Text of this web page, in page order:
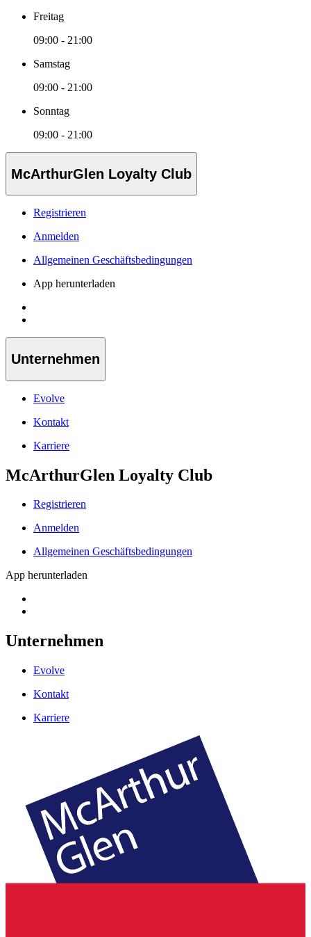
Freitag
09:00 - 21:00
Samstag
09:00 - 21:00
Sonntag
09:00 - 21:00
McArthurGlen Loyalty Club
Registrieren
Anmelden
Allgemeinen Geschäftsbedingungen
App herunterladen
Unternehmen
Evolve
Kontakt
Karriere
McArthurGlen Loyalty Club
Registrieren
Anmelden
Allgemeinen Geschäftsbedingungen
App herunterladen
Unternehmen
Evolve
Kontakt
Karriere